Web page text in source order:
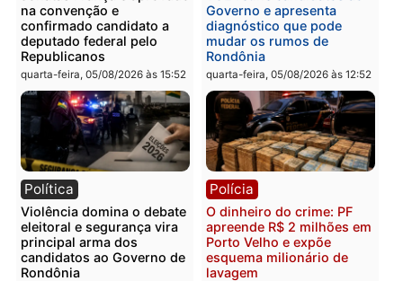
Você também vai querer ler...
Política
Jônatas França é aprovado
na convenção e
confirmado candidato a
deputado federal pelo
Republicanos
quarta-feira, 05/08/2026 às 15:52
Brasil
TCE reúne candidatos ao
Governo e apresenta
diagnóstico que pode
mudar os rumos de
Rondônia
quarta-feira, 05/08/2026 às